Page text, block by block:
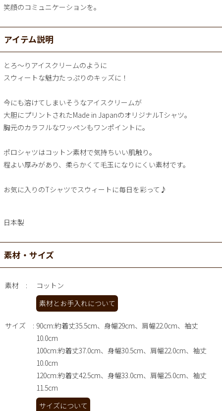
笑顔のコミュニケーションを。
アイテム説明
とろ～りアイスクリームのように
スウィートな魅力たっぷりのキッズに！
今にも溶けてしまいそうなアイスクリームが
大胆にプリントされたMade in JapanのオリジナルTシャツ。
胸元のカラフルなワッペンもワンポイントに。
ポロシャツはコットン素材で気持ちいい肌触り。
程よい厚みがあり、柔らかくて毛玉になりにくい素材です。
お気に入りのTシャツでスウィートに毎日を彩って♪
日本製
素材・サイズ
素材
コットン
素材とお手入れについて
サイズ
90cm:約着丈35.5cm、身幅29cm、肩幅22.0cm、袖丈
10.0cm
100cm:約着丈37.0cm、身幅30.5cm、肩幅22.0cm、袖丈
10.0cm
120cm:約着丈42.5cm、身幅33.0cm、肩幅25.0cm、袖丈
11.5cm
サイズについて